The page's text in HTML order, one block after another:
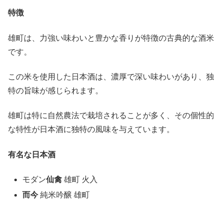
特徴
雄町は、力強い味わいと豊かな香りが特徴の古典的な酒米
です。
この米を使用した日本酒は、濃厚で深い味わいがあり、独
特の旨味が感じられます。
雄町は特に自然農法で栽培されることが多く、その個性的
な特性が日本酒に独特の風味を与えています。
有名な日本酒
モダン仙禽 雄町 火入
而今 純米吟醸 雄町